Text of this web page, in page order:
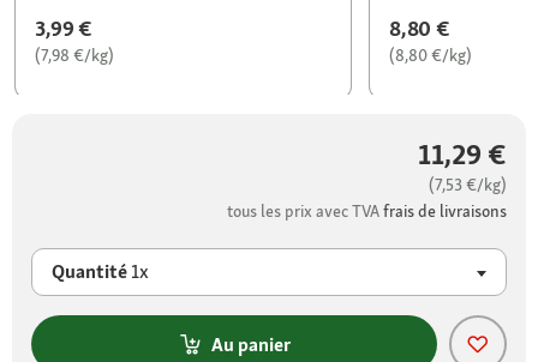
3,99 €
(7,98 €/kg)
8,80 €
(8,80 €/kg)
11,29 €
(7,53 €/kg)
tous les prix avec TVAfrais de livraisons
Quantité1x
Au panier